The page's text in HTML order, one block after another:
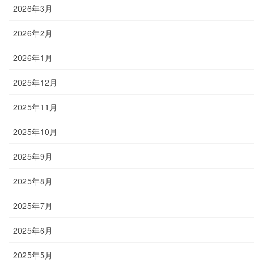
2026年3月
2026年2月
2026年1月
2025年12月
2025年11月
2025年10月
2025年9月
2025年8月
2025年7月
2025年6月
2025年5月